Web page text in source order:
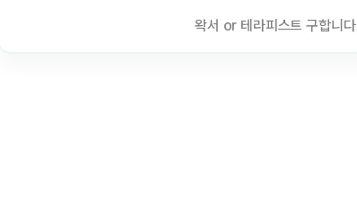
왁서 or 테라피스트 구합니다